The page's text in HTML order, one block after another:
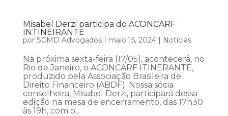
Misabel Derzi participa do ACONCARF
INTINEIRANTE
por SCMD Advogados| maio 15, 2024| Notícias
Na próxima sexta-feira (17/05), acontecerá, no
Rio de Janeiro, o ACONCARF ITINERANTE,
produzido pela Associação Brasileira de
Direito Financeiro (ABDF). Nossa sócia
conselheira, Misabel Derzi, participará dessa
edição na mesa de encerramento, das 17h30
às 19h, com o...